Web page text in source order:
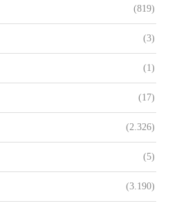
(819)
(3)
(1)
(17)
(2.326)
(5)
(3.190)